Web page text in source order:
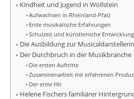
Kindheit und Jugend in Wöllstein
Aufwachsen in Rheinland-Pfalz
Erste musikalische Erfahrungen
Schulzeit und künstlerische Entwicklung
Die Ausbildung zur Musicaldarstellerin
Der Durchbruch in der Musikbranche
Die ersten Auftritte
Zusammenarbeit mit erfahrenen
Der erste Hit
Helene Fischers familiärer